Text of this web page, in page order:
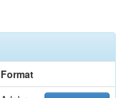
Format